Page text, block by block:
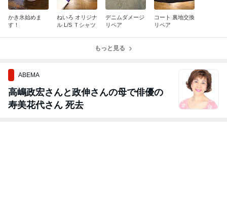
かき氷始めま
す！
ねいろ オリジナ
ル L/S Ｔシャツ
デニムダメージ
リペア
コート 裏地交換
リペア
もっと見る
ABEMA
高嶋政宏さんと政伸さんの母で俳優の
寿美花代さん 死去